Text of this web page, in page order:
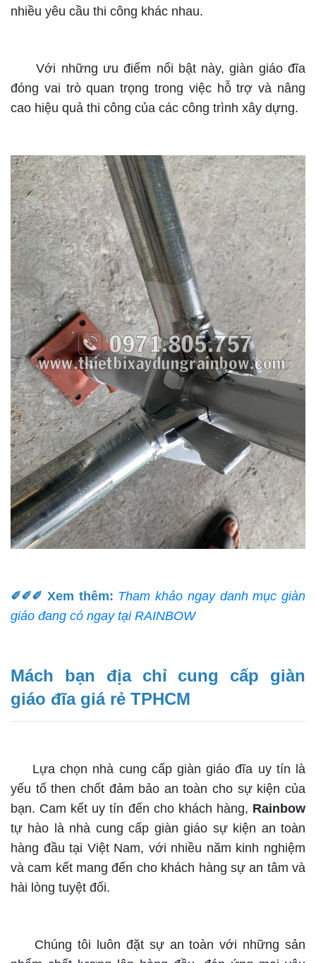
nhiều yêu cầu thi công khác nhau.
Với những ưu điểm nổi bật này, giàn giáo đĩa
đóng vai trò quan trọng trong việc hỗ trợ và nâng
cao hiệu quả thi công của các công trình xây dựng.
✐✐✐ Xem thêm: Tham khảo ngay danh mục giàn
giáo đang có ngay tại RAINBOW
Mách bạn địa chỉ cung cấp giàn
giáo đĩa giá rẻ TPHCM
Lựa chọn nhà cung cấp giàn giáo đĩa uy tín là
yếu tố then chốt đảm bảo an toàn cho sự kiện của
bạn. Cam kết uy tín đến cho khách hàng, Rainbow
tự hào là nhà cung cấp giàn giáo sự kiện an toàn
hàng đầu tại Việt Nam, với nhiều năm kinh nghiệm
và cam kết mang đến cho khách hàng sự an tâm và
hài lòng tuyệt đối.
Chúng tôi luôn đặt sự an toàn với những sản